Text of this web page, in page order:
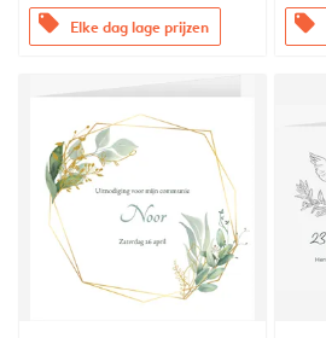
offers Elke dag lage prijzen offers